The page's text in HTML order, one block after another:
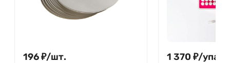
196₽/шт. 1 370 ₽/упак.